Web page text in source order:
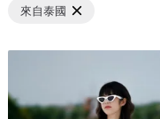
來自泰國